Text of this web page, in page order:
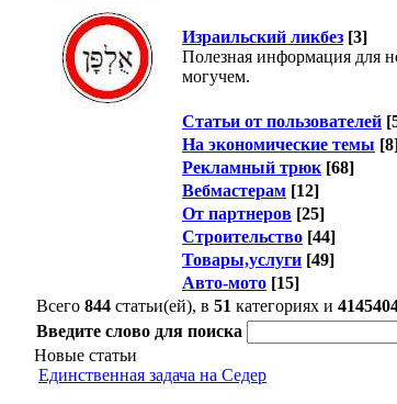
Израильский ликбез [3]
Полезная информация для
могучем.
Статьи от пользователей
На экономические темы
Рекламный трюк [68]
Вебмастерам [12]
От партнеров [25]
Строительство [44]
Товары,услуги [49]
Авто-мото [15]
Всего 844 статьи(ей), в 51 категориях и
Введите слово для поиска
Новые статьи
Единственная задача на Седер